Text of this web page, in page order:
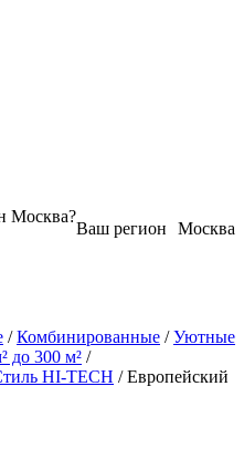
Москва
Ваш регион
Москва?
/Комбинированные /Уютные
до 300 м² /
HI-TECH /Европейский